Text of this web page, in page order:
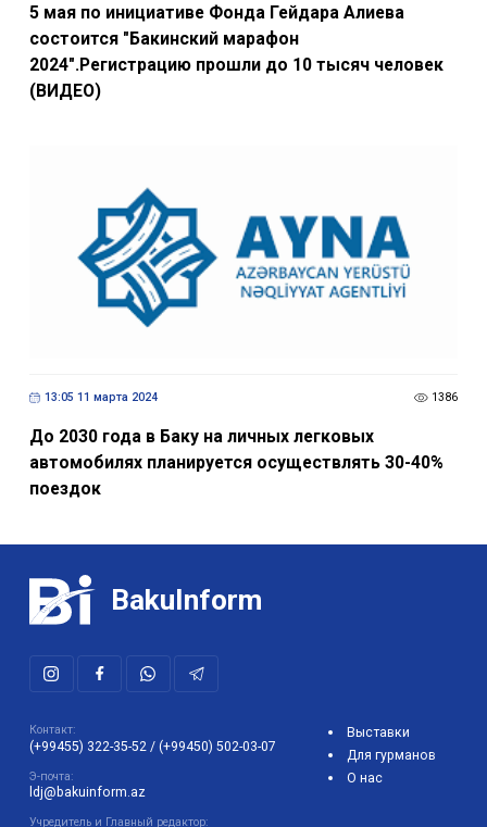
5 мая по инициативе Фонда Гейдара Алиева
состоится "Бакинский марафон
2024".Регистрацию прошли до 10 тысяч человек
(ВИДЕО)
13:05 11 марта 2024 1386
До 2030 года в Баку на личных легковых
автомобилях планируется осуществлять 30-40%
поездок
BakuInform
Контакт:
(+99455) 322-35-52 / (+99450) 502-03-07
Э-почта:
ldj@bakuinform.az
Учредитель и Главный редактор:
Выставки
Для гурманов
О нас